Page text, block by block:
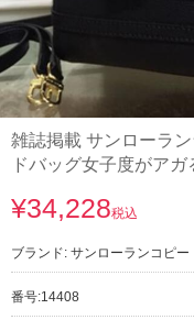
雑誌掲載 サンローラ
ドバッグ女子度がア
¥34,228税込
ブランド: サンローランコピー
番号:14408